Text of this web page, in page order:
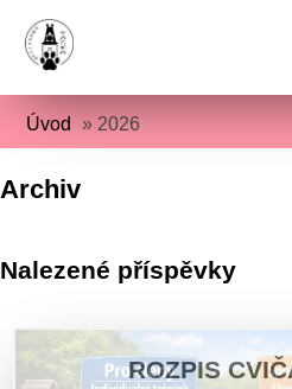
Úvod » 2026
Archiv
Nalezené příspěvky
ROZPIS